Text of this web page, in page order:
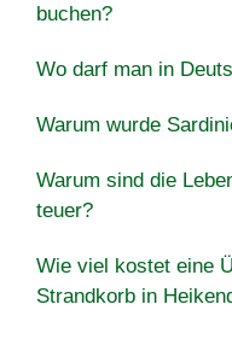
buchen?
Wo darf man in
Warum wurde
Warum sind die
teuer?
Wie viel kostet eine
Strandkorb in